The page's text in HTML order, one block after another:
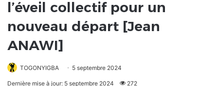
l’éveil collectif pour un
nouveau départ [Jean
ANAWI]
TOGONYIGBA 5 septembre 2024
Dernière mise à jour: 5 septembre 2024 272